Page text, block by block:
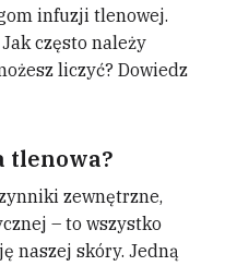
infuzji tlenowej.
często należy
liczyć? Dowiedz
tlenowa?
zewnętrzne,
– to wszystko
naszej skóry. Jedną